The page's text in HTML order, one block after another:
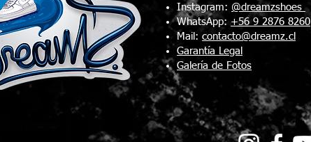
Instagram: @dreamzshoes
WhatsApp:+56 9 2876 8260
Mail: contacto@dreamz.cl
Garantía Legal
Galería de Fotos